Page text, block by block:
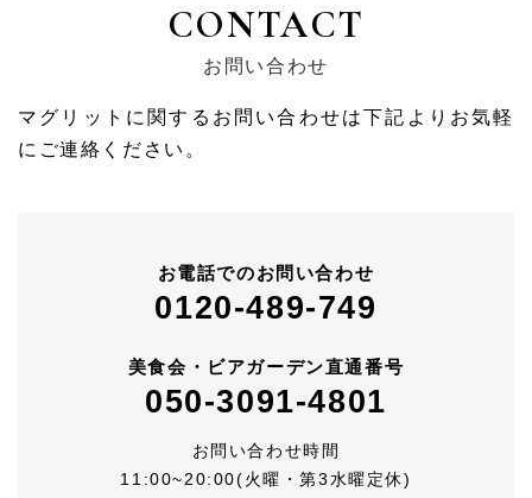
CONTACT
お問い合わせ
マグリットに関するお問い合わせは下記よりお気軽
にご連絡ください。
お電話でのお問い合わせ
0120-489-749
美食会・ビアガーデン直通番号
050-3091-4801
お問い合わせ時間
11:00~20:00(火曜・第3水曜定休)